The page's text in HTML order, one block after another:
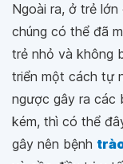
Ngoài ra, ở trẻ
chúng có thể đã
trẻ nhỏ và không
triển một cách tự
ngược gây ra các
kém, thì có thể
gây nên bệnh